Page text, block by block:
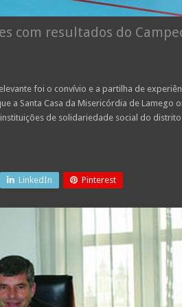
com resultados do
foi o convívio e a partilha de
a Santa Casa da Misericórdia de Lamego
de solidariedade social do distrito
LinkedIn Pinterest